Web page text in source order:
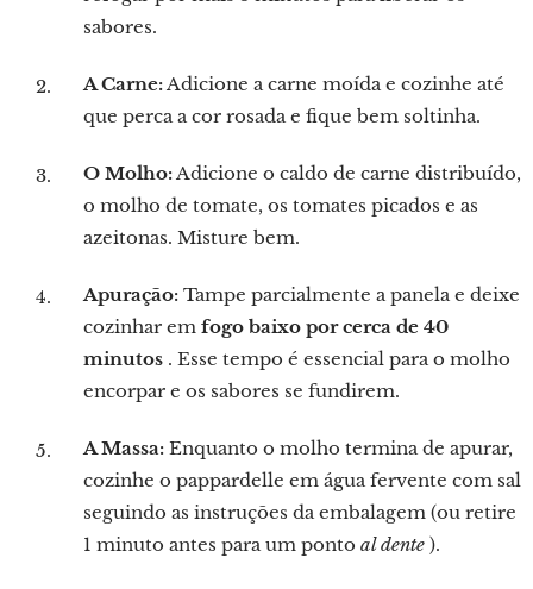
sabores.
A Carne:Adicione a carne moída e cozinhe até
que perca a cor rosada e fique bem soltinha.
O Molho:Adicione o caldo de carne distribuído,
o molho de tomate, os tomates picados e as
azeitonas. Misture bem.
Apuração: Tampe parcialmente a panela e deixe
cozinhar em fogo baixo por cerca de 40
minutos . Esse tempo é essencial para o molho
encorpar e os sabores se fundirem.
A Massa: Enquanto o molho termina de apurar,
cozinhe o pappardelle em água fervente com sal
seguindo as instruções da embalagem (ou retire
1 minuto antes para um ponto al dente ).